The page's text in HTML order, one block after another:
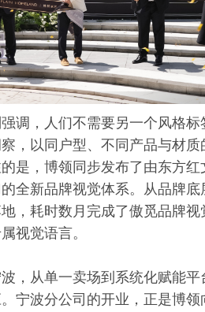
调，人们不需要另一个风格
，以同户型、不同产品与材
是，博领同步发布了由东方
全新品牌视觉体系。从品牌
，耗时数月完成了傲觅品牌
视觉语言。
，从单一卖场到系统化赋能
宁波分公司的开业，正是博